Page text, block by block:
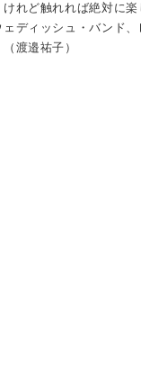
れど触れれば絶対に楽
ディッシュ・バンド
渡邉祐子）